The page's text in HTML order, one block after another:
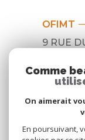
OFIMT
9 RUE
05 62
Comme
On aimerait
En poursuivant,